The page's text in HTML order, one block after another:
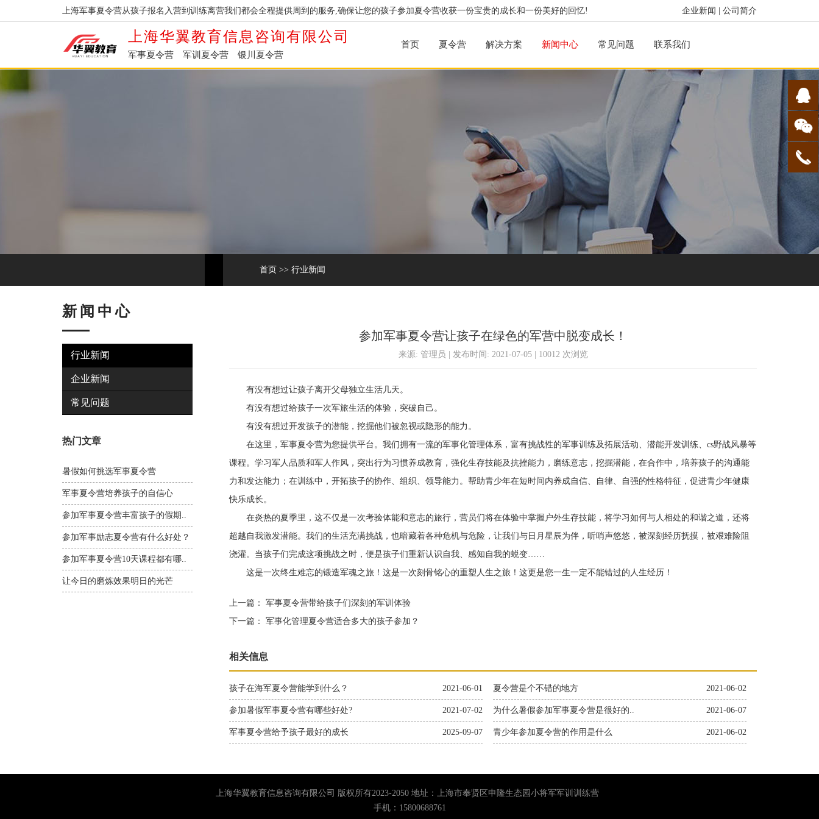
企业新闻 公司简介
上海军事夏令营从孩子报名入营到训练离营我们都会全程提供周到的服务,确保让您的孩子参加夏令营收获一份宝贵的成长和一份美好的回忆!
上海华翼教育信息咨询有限公司
军事夏令营 军训夏令营 银川夏令营
首页 夏令营 解决方案 新闻中心 常见问题 联系我们
首页 >> 行业新闻
新闻中心
行业新闻
企业新闻
常见问题
热门文章
暑假如何挑选军事夏令营
军事夏令营培养孩子的自信心
参加军事夏令营丰富孩子的假期..
参加军事励志夏令营有什么好处？
参加军事夏令营10天课程都有哪..
让今日的磨炼效果明日的光芒
参加军事夏令营让孩子在绿色的军营中脱变成长！
来源: 管理员 | 发布时间: 2021-07-05 | 10012 次浏览
有没有想过让孩子离开父母独立生活几天。
有没有想过给孩子一次军旅生活的体验，突破自己。
有没有想过开发孩子的潜能，挖掘他们被忽视或隐形的能力。
在这里，军事夏令营为您提供平台。我们拥有一流的军事化管理体系，富有挑战性的军事训练及拓展活动、潜能开发训练、cs野战风暴等
课程。学习军人品质和军人作风，突出行为习惯养成教育，强化生存技能及抗挫能力，磨练意志，挖掘潜能，在合作中，培养孩子的沟通能
力和发达能力；在训练中，开拓孩子的协作、组织、领导能力。帮助青少年在短时间内养成自信、自律、自强的性格特征，促进青少年健康
快乐成长。
在炎热的夏季里，这不仅是一次考验体能和意志的旅行，营员们将在体验中掌握户外生存技能，将学习如何与人相处的和谐之道，还将
超越自我激发潜能。我们的生活充满挑战，也暗藏着各种危机与危险，让我们与日月星辰为伴，听哨声悠悠，被深刻经历抚摸，被艰难险阻
浇灌。当孩子们完成这项挑战之时，便是孩子们重新认识自我、感知自我的蜕变……
这是一次终生难忘的锻造军魂之旅！这是一次刻骨铭心的重塑人生之旅！这更是您一生一定不能错过的人生经历！
上一篇：
军事夏令营带给孩子们深刻的军训体验
下一篇：
军事化管理夏令营适合多大的孩子参加？
相关信息
2021-06-01
孩子在海军夏令营能学到什么？ 2021-06-02
夏令营是个不错的地方
2021-07-02
参加暑假军事夏令营有哪些好处? 2021-06-07
为什么暑假参加军事夏令营是很好的..
2025-09-07
军事夏令营给予孩子最好的成长 2021-06-02
青少年参加夏令营的作用是什么
上海华翼教育信息咨询有限公司 版权所有2023-2050 地址：上海市奉贤区申隆生态园小将军军训训练营
手机：15800688761